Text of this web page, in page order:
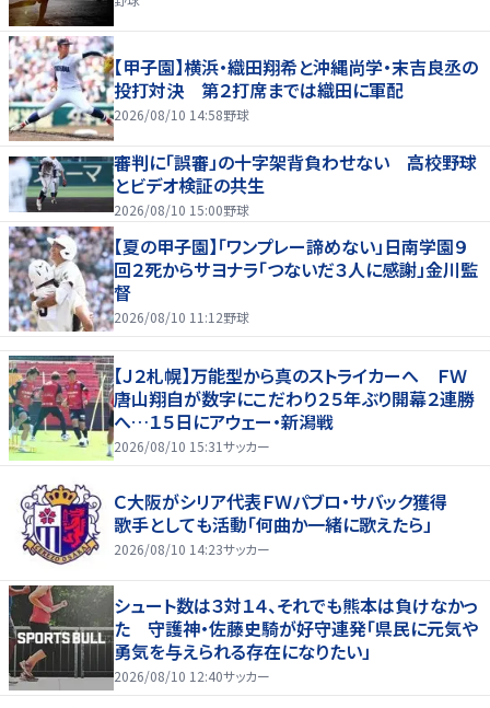
【甲子園】横浜・織田翔希と沖縄尚学・末吉良丞の
投打対決 第２打席までは織田に軍配
2026/08/10 14:58野球
審判に「誤審」の十字架背負わせない 高校野球
とビデオ検証の共生
2026/08/10 15:00野球
【夏の甲子園】「ワンプレー諦めない」日南学園９
回２死からサヨナラ「つないだ３人に感謝」金川監
督
2026/08/10 11:12野球
【Ｊ２札幌】万能型から真のストライカーへ ＦＷ
唐山翔自が数字にこだわり２５年ぶり開幕２連勝
へ…１５日にアウェー・新潟戦
2026/08/10 15:31サッカー
Ｃ大阪がシリア代表ＦＷパブロ・サバック獲得
歌手としても活動「何曲か一緒に歌えたら」
2026/08/10 14:23サッカー
シュート数は３対１４、それでも熊本は負けなかっ
た 守護神・佐藤史騎が好守連発「県民に元気や
勇気を与えられる存在になりたい」
2026/08/10 12:40サッカー